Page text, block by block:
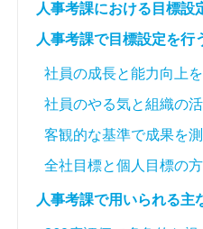
人事考課における目標設
人事考課で目標設定を行
社員の成長と能力向上
社員のやる気と組織の
客観的な基準で成果を
全社目標と個人目標の
人事考課で用いられる主